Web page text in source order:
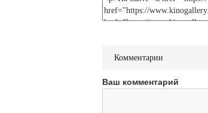
Комментарии
Ваш комментарий